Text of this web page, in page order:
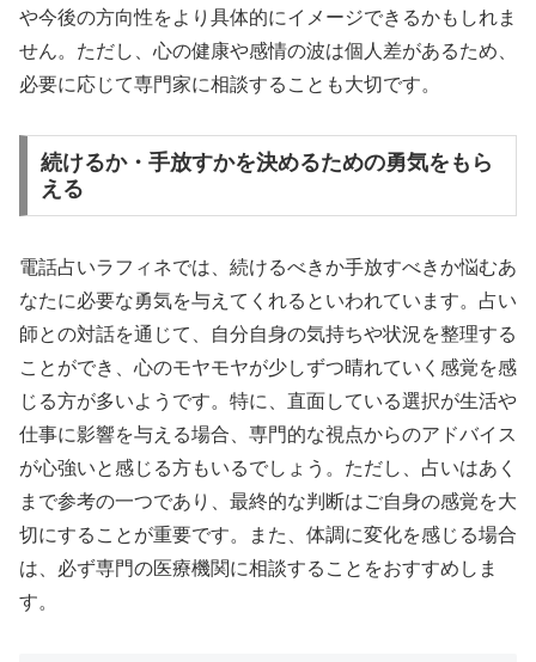
や今後の方向性をより具体的にイメージできるかもしれま
せん。ただし、心の健康や感情の波は個人差があるため、
必要に応じて専門家に相談することも大切です。
続けるか・手放すかを決めるための勇気をもら
える
電話占いラフィネでは、続けるべきか手放すべきか悩むあ
なたに必要な勇気を与えてくれるといわれています。占い
師との対話を通じて、自分自身の気持ちや状況を整理する
ことができ、心のモヤモヤが少しずつ晴れていく感覚を感
じる方が多いようです。特に、直面している選択が生活や
仕事に影響を与える場合、専門的な視点からのアドバイス
が心強いと感じる方もいるでしょう。ただし、占いはあく
まで参考の一つであり、最終的な判断はご自身の感覚を大
切にすることが重要です。また、体調に変化を感じる場合
は、必ず専門の医療機関に相談することをおすすめしま
す。